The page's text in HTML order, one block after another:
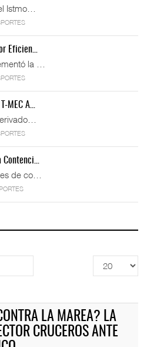
Istmo…
Eficien…
la …
MEC A…
de co…
Cantidad
a
LA MAREA? LA
CRUCEROS ANTE